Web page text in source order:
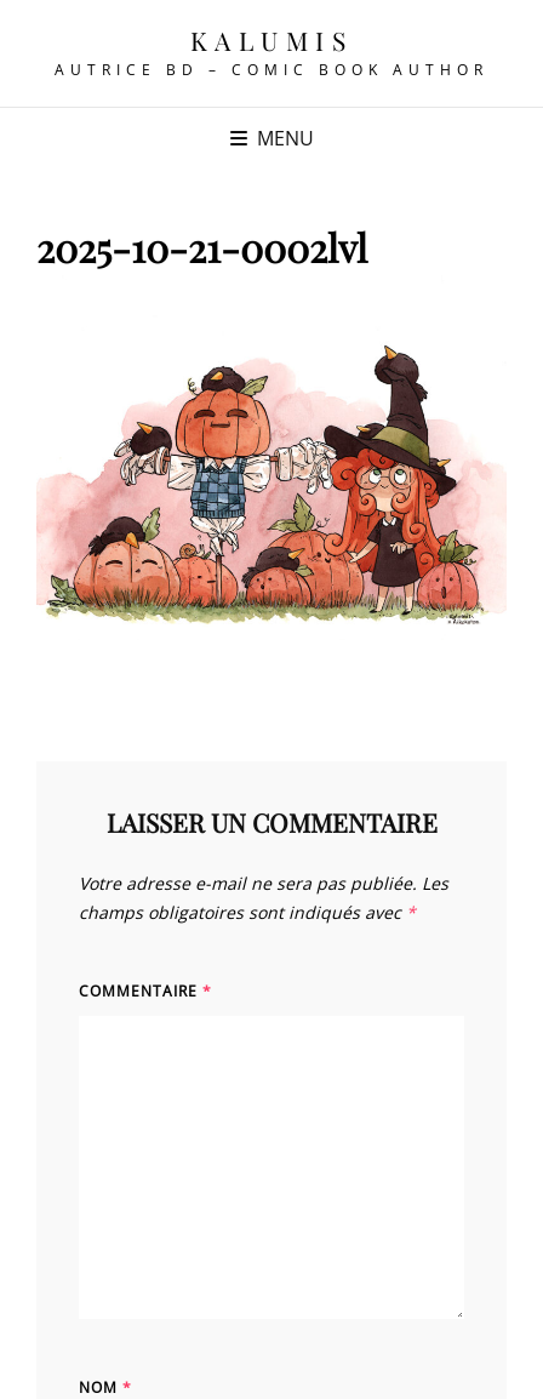
KALUMIS
AUTRICE BD – COMIC BOOK AUTHOR
MENU
2025-10-21-0002lvl
LAISSER UN COMMENTAIRE
Votre adresse e-mail ne sera pas publiée. Les
champs obligatoires sont indiqués avec *
COMMENTAIRE *
NOM *